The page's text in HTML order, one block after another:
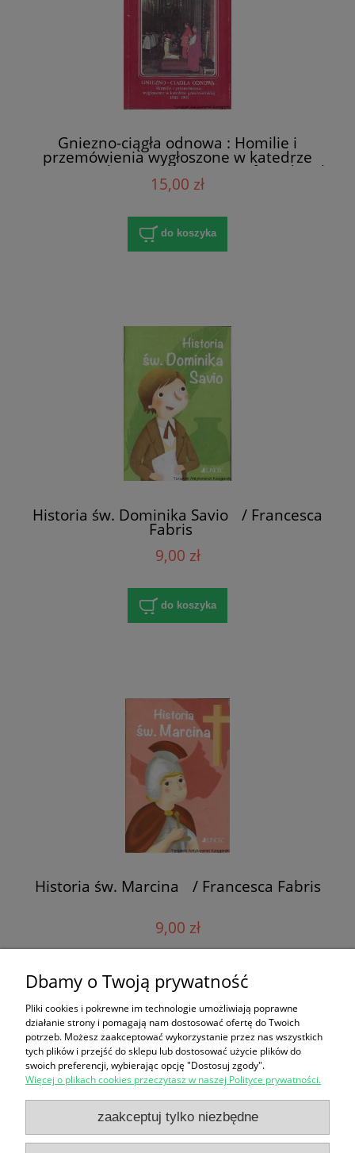
Gniezno-ciągła odnowa : Homilie i
przemówienia wygłoszone w katedrze
gnieźnieńskiej 1981-1991 / Józef Kardynał
Glemp Prymas Polski
15,00 zł
do koszyka
Historia św. Dominika Savio / Francesca
Fabris
9,00 zł
do koszyka
Historia św. Marcina / Francesca Fabris
9,00 zł
do koszyka
« 1 2 3 4 5 ... 87
Zakupy
Pomoc
Dbamy o Twoją prywatność
Pliki cookies i pokrewne im technologie umożliwiają poprawne
działanie strony i pomagają nam dostosować ofertę do Twoich
potrzeb. Możesz zaakceptować wykorzystanie przez nas wszystkich
tych plików i przejść do sklepu lub dostosować użycie plików do
swoich preferencji, wybierając opcję "Dostosuj zgody".
Więcej o plikach cookies przeczytasz w naszej Polityce prywatności.
zaakceptuj tylko niezbędne